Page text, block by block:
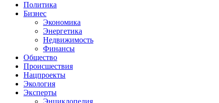
Политика
Бизнес
Экономика
Энергетика
Недвижимость
Финансы
Общество
Происшествия
Нацпроекты
Экология
Эксперты
Энциклопедия